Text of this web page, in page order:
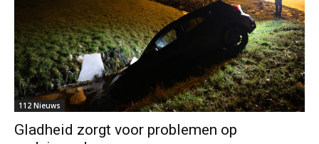
112 Nieuws
Gladheid zorgt voor problemen op